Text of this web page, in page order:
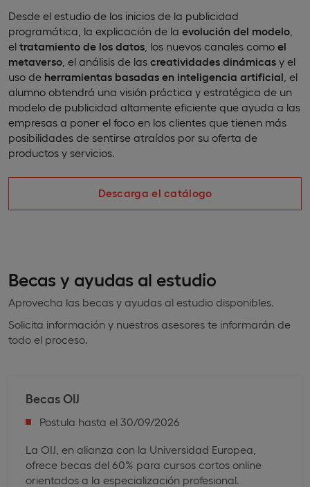
Desde el estudio de los inicios de la publicidad
programática, la explicación de la evolución del modelo
el tratamiento de los datos , los nuevos canales como el
metaverso , el análisis de las creatividades dinámicas y el
uso de herramientas basadas en inteligencia artificial , el
alumno obtendrá una visión práctica y estratégica de un
modelo de publicidad altamente eficiente que ayuda a las
empresas a poner el foco en los clientes que tienen más
posibilidades de sentirse atraídos por su oferta de
productos y servicios.
Descarga el catálogo
Becas y ayudas al estudio
Aprovecha las becas y ayudas al estudio disponibles.
Solicita información y nuestros asesores te informarán de
todo el proceso.
Becas OIJ
Postula hasta el 30/09/2026
La OIJ, en alianza con la Universidad Europea,
ofrece becas del 60% para cursos cortos online
orientados a la especialización profesional.